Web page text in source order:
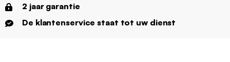
2 jaar garantie
De klantenservice staat tot uw dienst